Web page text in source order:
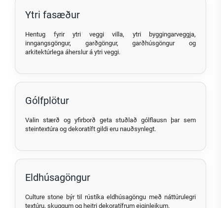
Ytri fasæður
Hentug fyrir ytri veggi villa, ytri byggingarveggja,
inngangsgöngur, garðgöngur, garðhúsgöngur og
arkitektúrlega áherslur á ytri veggi.
Gólfplötur
Valin stærð og yfirborð geta stuðlað gólflausn þar sem
steintextúra og dekoratíft gildi eru nauðsynlegt.
Eldhúsagöngur
Culture stone býr til rústíka eldhúsagöngu með náttúrulegri
textúru, skuggum og heitri dekoratífrum eiginleikum.